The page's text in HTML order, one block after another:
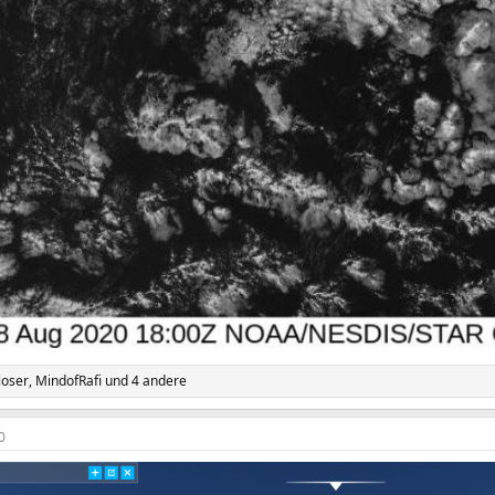
loser, MindofRafi und 4 andere